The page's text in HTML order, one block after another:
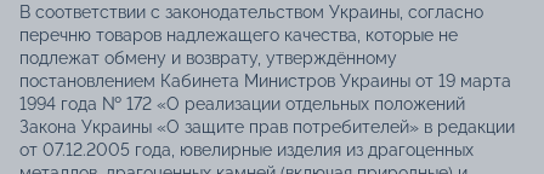
В соответствии с законодательством Украины, согласно
перечню товаров надлежащего качества, которые не
подлежат обмену и возврату, утверждённому
постановлением Кабинета Министров Украины от 19 марта
1994 года № 172 «О реализации отдельных положений
Закона Украины «О защите прав потребителей» в редакции
от 07.12.2005 года, ювелирные изделия из драгоценных